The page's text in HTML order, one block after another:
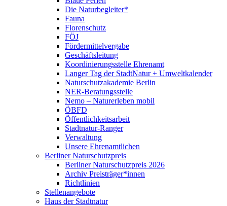
Die Naturbegleiter*
Fauna
Florenschutz
FÖJ
Fördermittelvergabe
Geschäftsleitung
Koordinierungsstelle Ehrenamt
Langer Tag der StadtNatur + Umweltkalender
Naturschutzakademie Berlin
NER-Beratungsstelle
Nemo – Naturerleben mobil
ÖBFD
Öffentlichkeitsarbeit
Stadtnatur-Ranger
Verwaltung
Unsere Ehrenamtlichen
Berliner Naturschutzpreis
Berliner Naturschutzpreis 2026
Archiv Preisträger*innen
Richtlinien
Stellenangebote
Haus der Stadtnatur